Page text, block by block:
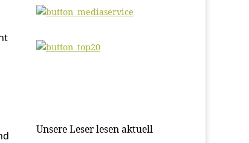
Unsere Leser lesen aktuell